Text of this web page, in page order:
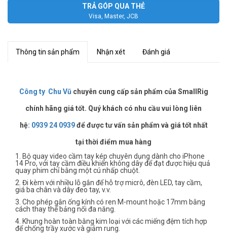
TRẢ GÓP QUA THẺ
Visa, Master, JCB
Thông tin sản phẩm Nhận xét Đánh giá
Công ty Chu Vũ chuyên cung cấp sản phẩm của SmallRig
chính hãng giá tốt. Quý khách có nhu cầu vui lòng liên
hệ: 0939 24 0939 để được tư vấn sản phẩm và giá tốt nhất
tại thời điểm mua hàng
1. Bộ quay video cầm tay kép chuyên dụng dành cho iPhone
14 Pro, với tay cầm điều khiển không dây để đạt được hiệu quả
quay phim chỉ bằng một cú nhấp chuột.
2. Đi kèm với nhiều lỗ gắn để hỗ trợ micrô, đèn LED, tay cầm,
giá ba chân và dây đeo tay, v.v.
3. Cho phép gắn ống kính có ren M-mount hoặc 17mm bằng
cách thay thế bảng nối đa năng.
4. Khung hoàn toàn bằng kim loại với các miếng đệm tích hợp
để chống trầy xước và giảm rung.